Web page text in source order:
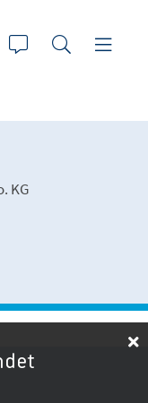
KG